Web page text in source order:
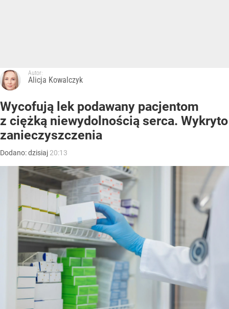
Autor:
Alicja Kowalczyk
Wycofują lek podawany pacjentom
z ciężką niewydolnością serca. Wykryto
zanieczyszczenia
Dodano:dzisiaj 20:13